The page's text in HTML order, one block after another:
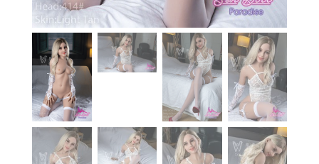
Contact
Livraison
À propos